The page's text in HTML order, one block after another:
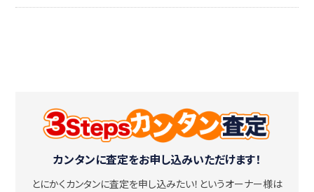
カンタンに査定をお申し込みいただけます！
とにかくカンタンに査定を申し込みたい！ というオーナー様は